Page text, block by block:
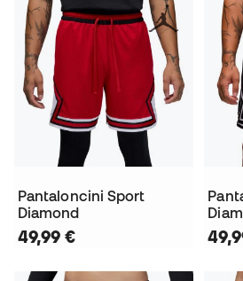
Pantaloncini Sport
Diamond
49,99 €